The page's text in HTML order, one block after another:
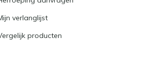
verlanglijst
producten